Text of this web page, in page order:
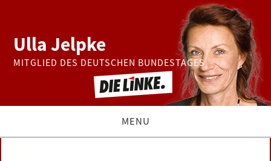
Ulla Jelpke
MITGLIED DES DEUTSCHEN BUNDESTAGES
MENU